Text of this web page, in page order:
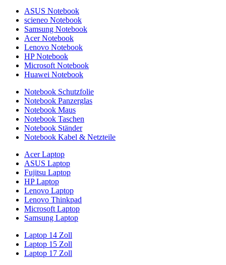
ASUS Notebook
scieneo Notebook
Samsung Notebook
Acer Notebook
Lenovo Notebook
HP Notebook
Microsoft Notebook
Huawei Notebook
Notebook Schutzfolie
Notebook Panzerglas
Notebook Maus
Notebook Taschen
Notebook Ständer
Notebook Kabel & Netzteile
Acer Laptop
ASUS Laptop
Fujitsu Laptop
HP Laptop
Lenovo Laptop
Lenovo Thinkpad
Microsoft Laptop
Samsung Laptop
Laptop 14 Zoll
Laptop 15 Zoll
Laptop 17 Zoll